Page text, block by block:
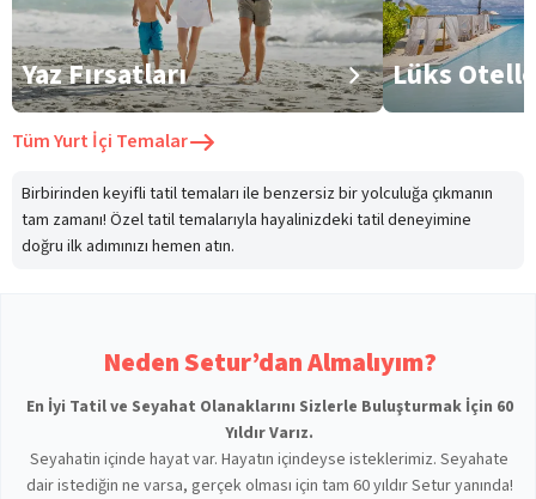
Yaz Fırsatları Lüks
TümYurt İçi Temalar
Birbirinden keyifli tatil temaları ile benzersiz bir yolculuğa çıkmanın
tam zamanı! Özel tatil temalarıyla hayalinizdeki tatil deneyimine
doğru ilk adımınızı hemen atın.
Neden Setur’dan Almalıyım?
En İyi Tatil ve Seyahat Olanaklarını Sizlerle Buluşturmak İçin 60
Yıldır Varız.
Seyahatin içinde hayat var. Hayatın içindeyse isteklerimiz. Seyahate
dair istediğin ne varsa, gerçek olması için tam 60 yıldır Setur yanında!